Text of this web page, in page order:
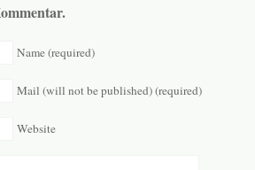
Name (required)
Mail (will not be published) (required)
Website